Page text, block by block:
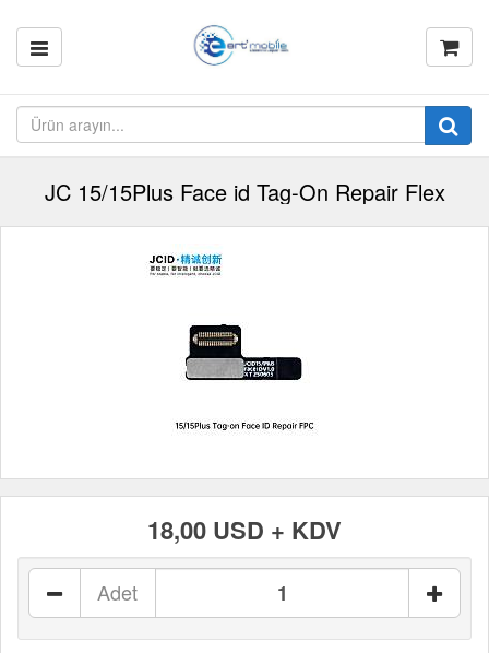
JC 15/15Plus Face id Tag-On Repair Flex
18,00 USD + KDV
Adet